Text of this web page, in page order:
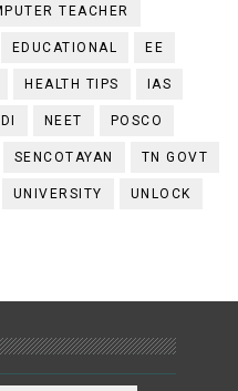
TEACHER
EDUCATIONAL EE
HEALTH TIPS IAS
NEET POSCO
SENCOTAYAN TN GOVT
UNIVERSITY UNLOCK